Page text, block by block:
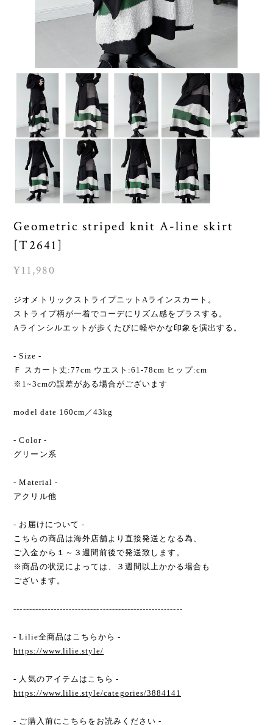
Geometric striped knit A-line skirt
[T2641]
¥11,980
ジオメトリックストライプニットAラインスカート。
ストライプ柄が一着でコーデにリズム感をプラスする。
Aラインシルエットが歩くたびに軽やかな印象を演出する。
- Size -
Ｆ スカート丈:77cm ウエスト:61-78cm ヒップ:cm
※1~3cmの誤差がある場合がございます
model date 160cm／43kg
- Color -
グリーン系
- Material -
アクリル他
- お届けについて -
こちらの商品は海外店舗より直接発送となる為、
ご入金から１～３週間前後で発送致します。
※商品の状況によっては、３週間以上かかる場合も
ございます。
-------------------------------------------------------
- Lilie全商品はこちらから -
https://www.lilie.style/
- 人気のアイテムはこちら -
https://www.lilie.style/categories/3884141
- ご購入前にこちらをお読みください -